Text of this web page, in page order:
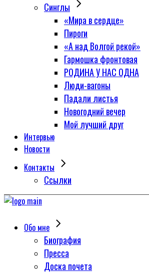
Синглы
«Мира в сердце»
Пироги
«А над Волгой рекой»
Гармошка фронтовая
РОДИНА У НАС ОДНА
Люди-вагоны
Падали листья
Новогодний вечер
Мой лучший друг
Интервью
Новости
Контакты
Сcылки
Обо мне
Биография
Пресса
Доска почета